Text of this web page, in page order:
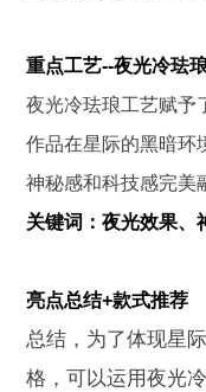
重点工艺--夜光冷珐琅
夜光冷珐琅工艺赋予
作品在星际的黑暗环
神秘感和科技感完美
关键词：夜光效果、
亮点总结+款式推荐
总结，为了体现星
格，可以运用夜光